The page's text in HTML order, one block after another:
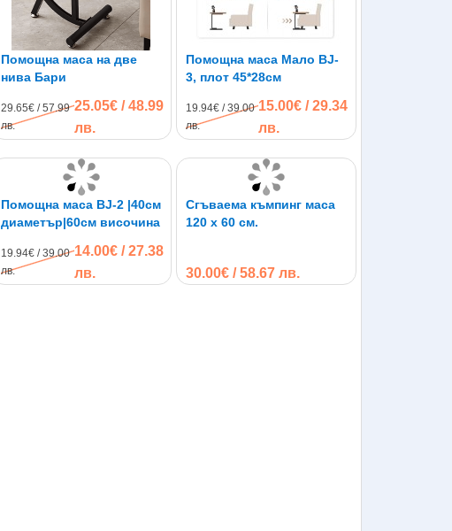
Помощна маса на две
нива Бари
29.65€ / 57.99
лв.
25.05€ / 48.99
лв.
Помощна маса Мало BJ-
3, плот 45*28см
19.94€ / 39.00
лв.
15.00€ / 29.34
лв.
Помощна маса BJ-2 |40см
диаметър|60см височина
19.94€ / 39.00
лв.
14.00€ / 27.38
лв.
Сгъваема къмпинг маса
120 х 60 см.
30.00€ / 58.67 лв.